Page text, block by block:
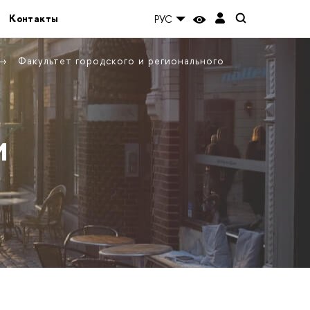
Контакты РУС
Факультет городского и регионального